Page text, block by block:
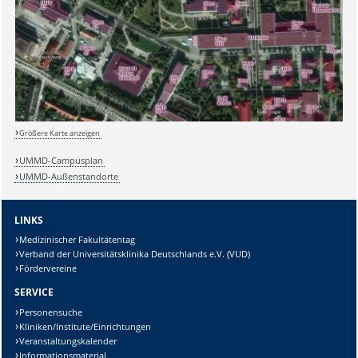
Sicherheitsabfrage:
Lösung:
Größere Karte anzeigen
UMMD-Campusplan
UMMD-Außenstandorte
LINKS
Medizinischer Fakultätentag
Verband der Universitätsklinika Deutschlands e.V. (VUD)
Fördervereine
SERVICE
Personensuche
Kliniken/Institute/Einrichtungen
Veranstaltungskalender
Informationsmaterial